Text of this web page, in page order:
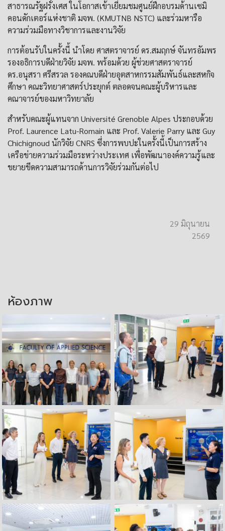
สาธารณรัฐฝรั่งเศส ในโอกาสเข้าเยี่ยมชมศูนย์ฝึกอบรมด้านเซมิ
คอนดักเตอร์แห่งชาติ มจพ. (KMUTNB NSTC) และร่วมหารือ
ความร่วมมือทางวิชาการและงานวิจัย
การต้อนรับในครั้งนี้ นำโดย ศาสตราจารย์ ดร.สมฤกษ์ จันทรอัมพร
รองอธิการบดีฝ่ายวิจัย มจพ. พร้อมด้วย ผู้ช่วยศาสตราจารย์
ดร.อนุสรา ศรีสรวล รองคณบดีฝ่ายอุตสาหกรรมสัมพันธ์และสหกิจ
ศึกษา คณะวิทยาศาสตร์ประยุกต์ ตลอดจนคณะผู้บริหารและ
คณาจารย์ของมหาวิทยาลัย
สำหรับคณะผู้แทนจาก Université Grenoble Alpes ประกอบด้วย
Prof. Laurence Latu-Romain และ Prof. Valerie Parry และ Guy
Chichignoud นักวิจัย CNRS ซึ่งการพบปะในครั้งนี้เป็นการสร้าง
เครือข่ายความร่วมมือระหว่างประเทศ เพื่อพัฒนาองค์ความรู้และ
ขยายขีดความสามารถด้านการวิจัยร่วมกันต่อไป
29 มิถุนายน
2569
ห้องภาพ